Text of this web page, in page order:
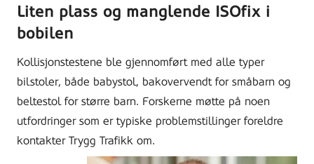
Liten plass og manglende ISOfix i
bobilen
Kollisjonstestene ble gjennomført med alle typer
bilstoler, både babystol, bakovervendt for småbarn og
beltestol for større barn. Forskerne møtte på noen
utfordringer som er typiske problemstillinger foreldre
kontakter Trygg Trafikk om.